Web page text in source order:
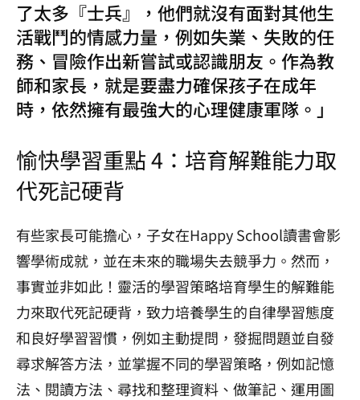
了太多『士兵』，他們就沒有面對其他生
活戰鬥的情感力量，例如失業、失敗的任
務、冒險作出新嘗試或認識朋友。作為教
師和家長，就是要盡力確保孩子在成年
時，依然擁有最強大的心理健康軍隊。」
愉快學習重點 4：培育解難能力取
代死記硬背
有些家長可能擔心，子女在Happy School讀書會影
響學術成就，並在未來的職場失去競爭力。然而，
事實並非如此！靈活的學習策略培育學生的解難能
力來取代死記硬背，致力培養學生的自律學習態度
和良好學習習慣，例如主動提問，發掘問題並自發
尋求解答方法，並掌握不同的學習策略，例如記憶
法、閱讀方法、尋找和整理資料、做筆記、運用圖